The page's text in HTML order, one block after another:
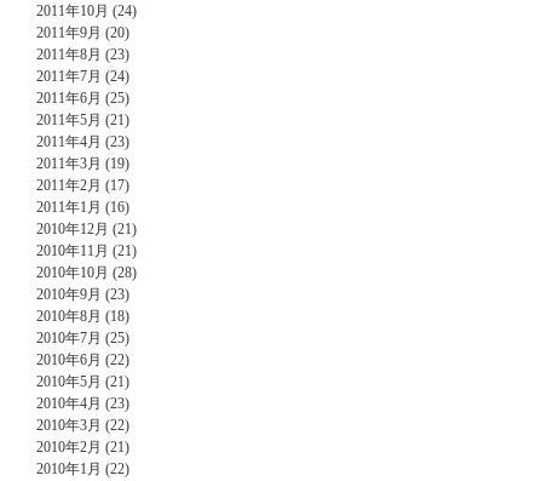
2011年10月 (24)
2011年9月 (20)
2011年8月 (23)
2011年7月 (24)
2011年6月 (25)
2011年5月 (21)
2011年4月 (23)
2011年3月 (19)
2011年2月 (17)
2011年1月 (16)
2010年12月 (21)
2010年11月 (21)
2010年10月 (28)
2010年9月 (23)
2010年8月 (18)
2010年7月 (25)
2010年6月 (22)
2010年5月 (21)
2010年4月 (23)
2010年3月 (22)
2010年2月 (21)
2010年1月 (22)